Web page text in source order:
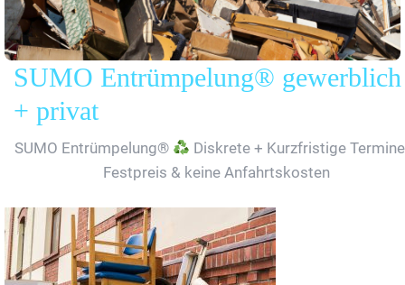
SUMO Entrümpelung® gewerblich
+ privat
SUMO Entrümpelung®
Diskrete + Kurzfristige
Festpreis & keine Anfahrtskosten